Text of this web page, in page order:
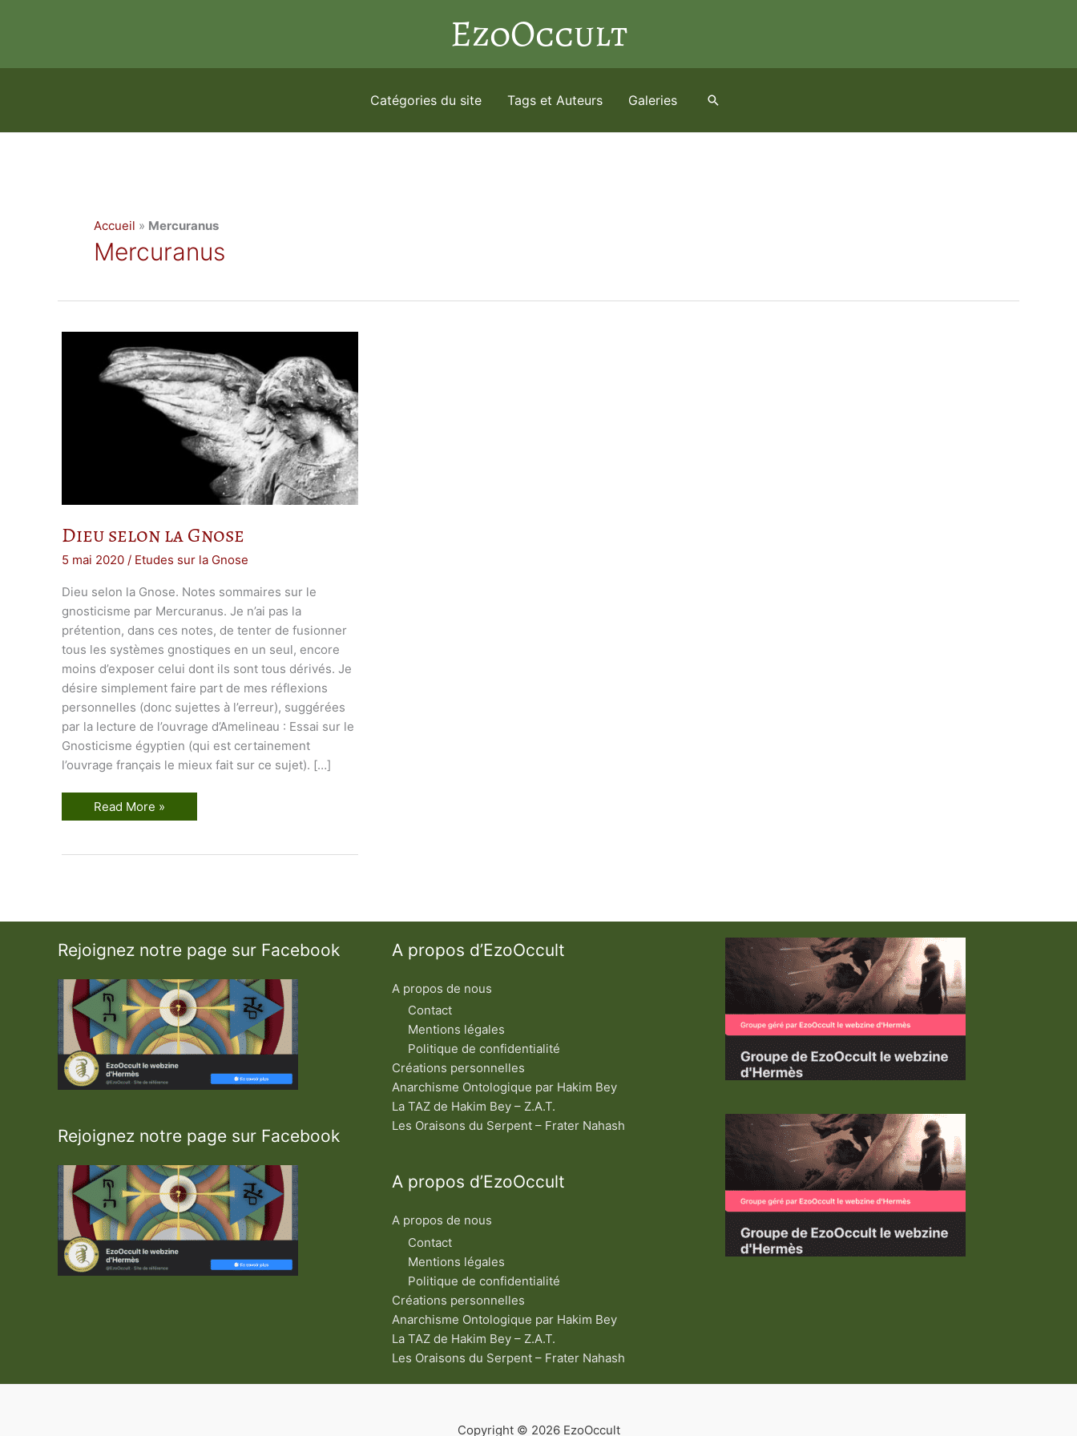
EzoOccult
Catégories du site Tags et Auteurs Galeries
R
c
Accueil » Mercuranus
Mercuranus
Dieu selon la Gnose
5 mai 2020 / Etudes sur la Gnose
Dieu selon la Gnose. Notes sommaires sur le
gnosticisme par Mercuranus. Je n’ai pas la
prétention, dans ces notes, de tenter de fusionner
tous les systèmes gnostiques en un seul, encore
moins d’exposer celui dont ils sont tous dérivés. Je
désire simplement faire part de mes réflexions
personnelles (donc sujettes à l’erreur), suggérées
par la lecture de l’ouvrage d’Amelineau : Essai sur le
Gnosticisme égyptien (qui est certainement
l’ouvrage français le mieux fait sur ce sujet). […]
D
i
s
a
n
o
e
Read More »
Rejoignez notre page sur Facebook
Rejoignez notre page sur Facebook
A propos d’EzoOccult
A propos de nous
Contact
Mentions légales
Politique de confidentialité
Créations personnelles
Anarchisme Ontologique par Hakim Bey
La TAZ de Hakim Bey – Z.A.T.
Les Oraisons du Serpent – Frater Nahash
A propos d’EzoOccult
A propos de nous
Contact
Mentions légales
Politique de confidentialité
Créations personnelles
Anarchisme Ontologique par Hakim Bey
La TAZ de Hakim Bey – Z.A.T.
Les Oraisons du Serpent – Frater Nahash
Copyright © 2026 EzoOccult